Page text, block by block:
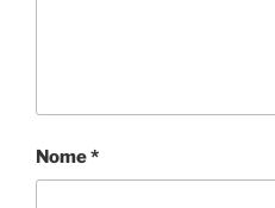
Nome*